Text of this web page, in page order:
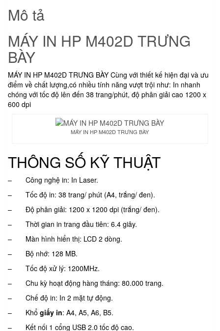
Mô tả
MÁY IN HP M402D TRƯNG
BÀY
MÁY IN HP M402D TRƯNG BÀY Cùng với thiết kế hiện đại và ưu
điểm về chất lượng,có nhiều tính năng vượt trội như: In nhanh
chóng với tốc độ lên đến 38 trang/phút, độ phân giải cao 1200 x
600 dpi
MÁY IN HP M402D TRƯNG BÀY
THÔNG SỐ KỸ THUẬT
– Công nghệ in: In Laser.
– Tốc độ in: 38 trang/ phút (A4, trắng/ đen).
– Độ phân giải: 1200 x 1200 dpi (trắng/ đen).
– Thời gian in trang đầu tiên: 6.4 giây.
– Màn hình hiển thị: LCD 2 dòng.
– Bộ nhớ: 128 MB.
– Tốc độ xử lý: 1200MHz.
– Chu kỳ hoạt động hàng tháng: 80.000 trang.
– Chế độ in: In 2 mặt tự động.
– Khổ giấy in: A4, A5, A6, B5.
– Kết nối 1 cổng USB 2.0 tốc độ cao.